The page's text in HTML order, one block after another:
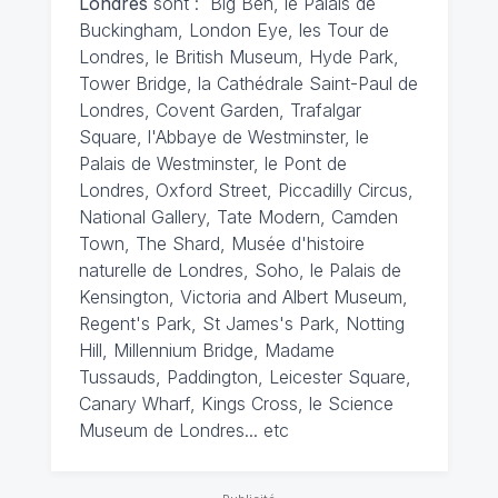
Buckingham, London Eye, les Tour de
Londres, le British Museum, Hyde Park,
Tower Bridge, la Cathédrale Saint-Paul de
Londres, Covent Garden, Trafalgar
Square, l'Abbaye de Westminster, le
Palais de Westminster, le Pont de
Londres, Oxford Street, Piccadilly Circus,
National Gallery, Tate Modern, Camden
Town, The Shard, Musée d'histoire
naturelle de Londres, Soho, le Palais de
Kensington, Victoria and Albert Museum,
Regent's Park, St James's Park, Notting
Hill, Millennium Bridge, Madame
Tussauds, Paddington, Leicester Square,
Canary Wharf, Kings Cross, le Science
Museum de Londres... etc